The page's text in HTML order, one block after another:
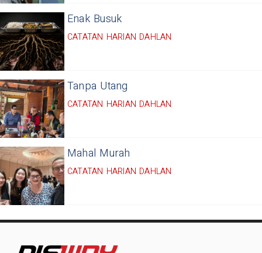
Enak Busuk
CATATAN HARIAN DAHLAN
Tanpa Utang
CATATAN HARIAN DAHLAN
Mahal Murah
CATATAN HARIAN DAHLAN